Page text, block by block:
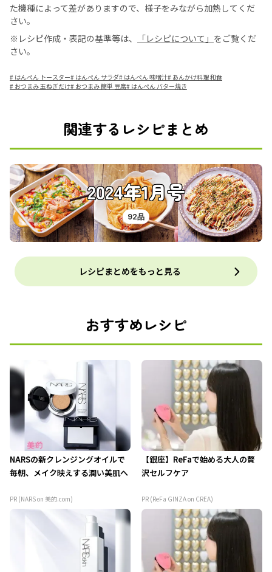
た機種によって差がありますので、様子をみながら加熱してくだ
さい。
※レシピ作成・表記の基準等は、
「レシピについて」 をご覧くだ
さい。
# はんぺん トースター# はんぺん サラダ# はんぺん 味噌汁# あんかけ料理 和食
# おつまみ 玉ねぎだけ# おつまみ 簡単 豆腐# はんぺん バター焼き
関連するレシピまとめ
2024年1月号
92品
レシピまとめをもっと見る
おすすめレシピ
NARSの新クレンジングオイルで
毎朝、メイク映えする潤い美肌へ
PR (NARS on 美的.com)
【銀座】ReFaで始める大人の贅
沢セルフケア
PR (ReFa GINZA on CREA)